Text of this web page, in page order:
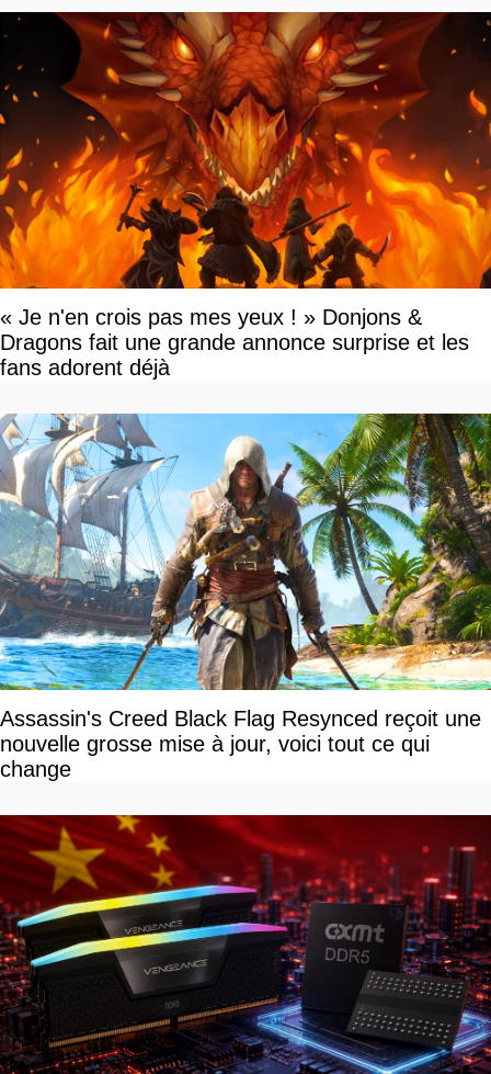
« Je n'en crois pas mes yeux ! » Donjons &
Dragons fait une grande annonce surprise et les
fans adorent déjà
Assassin's Creed Black Flag Resynced reçoit une
nouvelle grosse mise à jour, voici tout ce qui
change